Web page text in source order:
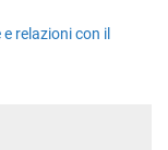
relazioni con il